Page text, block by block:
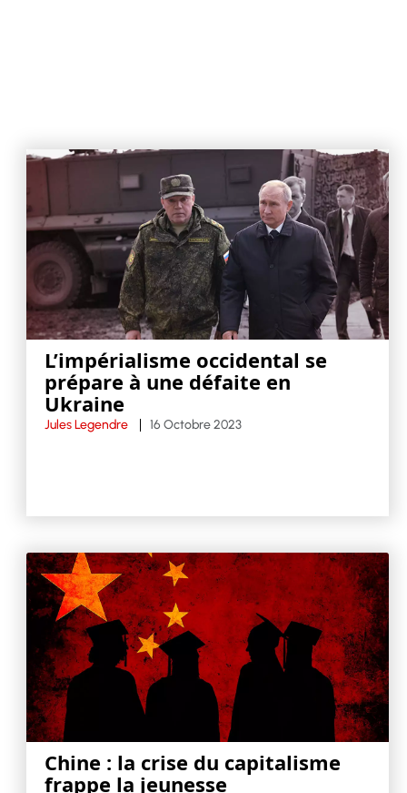
L’impérialisme occidental se
prépare à une défaite en
Ukraine
Jules Legendre 16 Octobre 2023
Chine : la crise du capitalisme
frappe la jeunesse